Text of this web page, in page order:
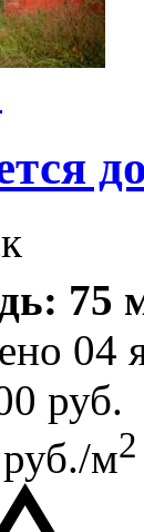
75
04
руб.
м2